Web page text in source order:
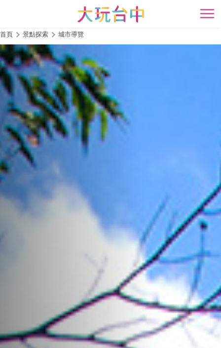
主
要
內
容
區
塊
開
首頁 景點探索 城市導覽